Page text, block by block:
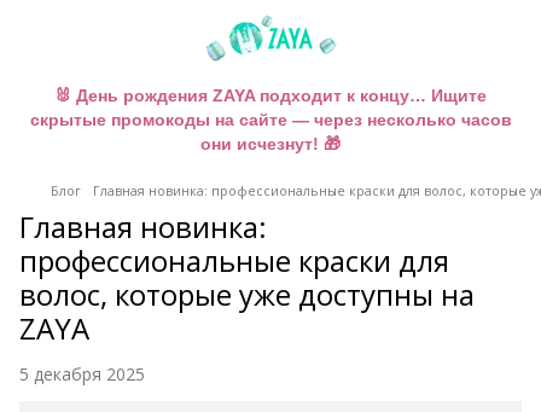
🐰 День рождения ZAYA подходит к концу… Ищите
скрытые промокоды на сайте — через несколько часов
они исчезнут! 🎁
Блог Главная новинка: профессиональные краски для волос, которые
Главная новинка:
профессиональные краски для
волос, которые уже доступны на
ZAYA
5 декабря 2025